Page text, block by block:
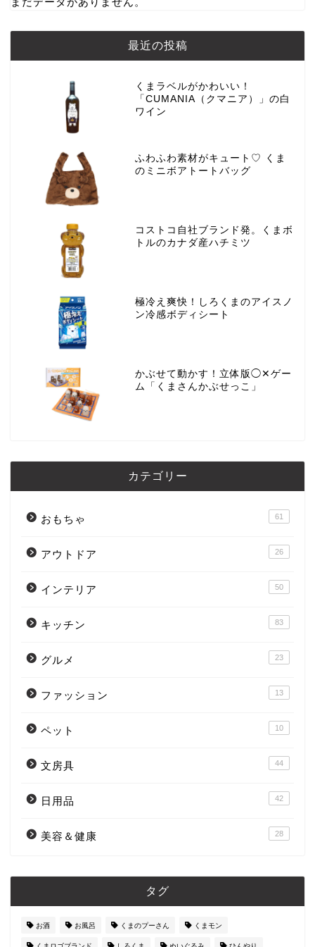
最近の投稿
くまラベルがかわいい！
「CUMANIA（クマニア）」の白
ワイン
ふわふわ素材がキュート♡ くま
のミニボアトートバッグ
コストコ自社ブランド発。くまボ
トルのカナダ産ハチミツ
極冷え爽快！しろくまのアイスノ
ン冷感ボディシート
かぶせて動かす！立体版◯✕ゲー
ム「くまさんかぶせっこ」
カテゴリー
おもちゃ 61
アウトドア 26
インテリア 50
キッチン 83
グルメ 23
ファッション 13
ペット 10
文房具 44
日用品 42
美容＆健康 28
タグ
お酒 お風呂 くまのプーさん くまモン